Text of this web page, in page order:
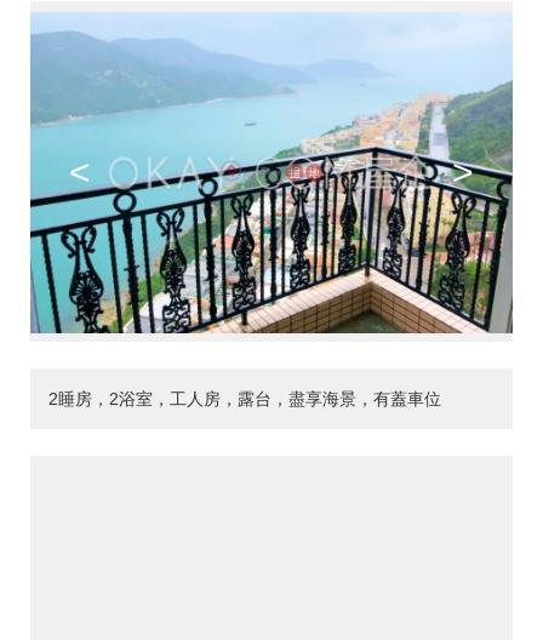
< >
2睡房，2浴室，工人房，露台，盡享海景，有蓋車位